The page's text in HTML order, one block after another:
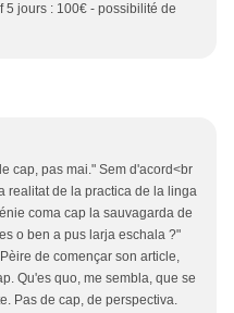
5 jours : 100€ - possibilité de
cap, pas mai." Sem d'acord<br
realitat de la practica de la linga
coma cap la sauvagarda de
o ben a pus larja eschala ?"
de començar son article,
Qu'es quo, me sembla, que se
Pas de cap, de perspectiva.